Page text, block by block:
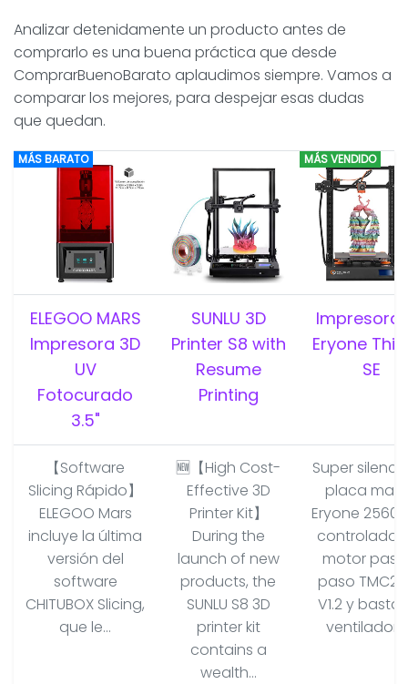
Analizar detenidamente un producto antes de
comprarlo es una buena práctica que desde
ComprarBuenoBarato aplaudimos siempre. Vamos a
comparar los mejores, para despejar esas dudas
que quedan.
MÁS BARATO MÁS VENDIDO
ELEGOO MARS
Impresora 3D
UV
Fotocurado
3.5"
SUNLU 3D
Printer S8 with
Resume
Printing
Impresora
Eryone
SE
【Software
Slicing Rápido】
ELEGOO Mars
incluye la última
versión del
software
CHITUBOX Slicing,
que le...
🆕【High Cost-
Effective 3D
Printer Kit】
During the
launch of new
products, the
SUNLU S8 3D
printer kit
contains a
wealth...
Super
placa
Eryone 2560
controlador
motor
paso
V1.2 y